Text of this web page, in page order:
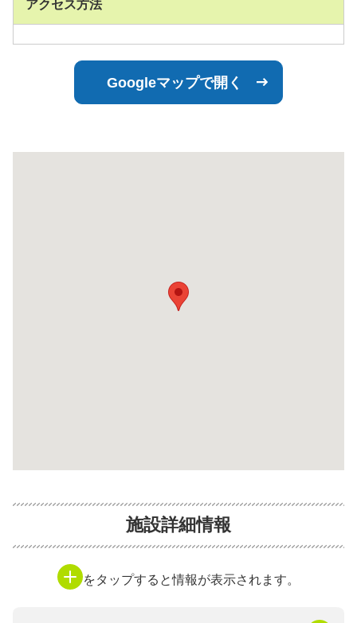
アクセス方法
Googleマップで開く
施設詳細情報
をタップすると情報が表示されます。